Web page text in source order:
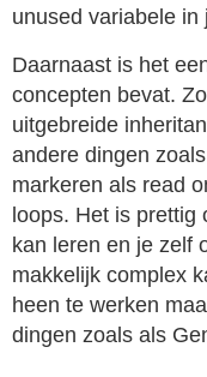
unused variabele in
Daarnaast is het
concepten bevat.
uitgebreide
andere dingen
markeren als read
loops. Het is prettig
kan leren en je zelf
makkelijk complex
heen te werken
dingen zoals als